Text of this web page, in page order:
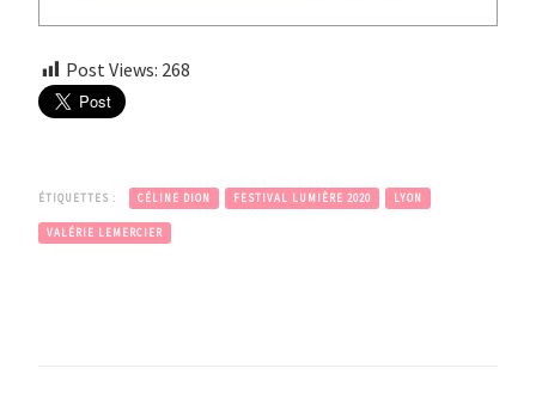
Post Views: 268
ÉTIQUETTES : CÉLINE DION FESTIVAL LUMIÈRE 2020 LYON
VALÉRIE LEMERCIER